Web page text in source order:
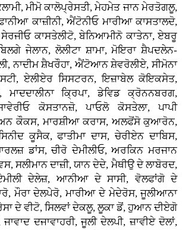
ਮੀਮੋ ਕਾਲੋਪ੍ਰੇਸਤੀ, ਮੇਹਮੇਤ ਜਾਨ ਮੇਰਤੋਗਲੂ,
ਕਾਜ਼ੀਨੀ, ਐਂਟੋਨੀਓ ਮਾਰੀਆ ਕਾਸਤਾਲਦੋ,
ਸੇਰਜੀਓ ਕਾਸਤੇਲੀਟੋ, ਬੇਨਿਆਮੀਨੋ ਕਾਤੇਨਾ, ਏਬਰੂ
ਜੇਲਾਨ, ਲੋਲੀਟਾ ਸ਼ਾਮਾ, ਮੋਇਰਾ ਸ਼ੈਪਦਲੇਨ-
ਨਾਦੀਮ ਸ਼ੈਖਰੌਹਾ, ਐਂਟੋਆਨ ਸ਼ੇਵਰੋਲੀਏ, ਸੀਮੋਨਾ
ਏਲੀਏਰ ਸਿਸਟਰਨ, ਇਜ਼ਾਬੇਲ ਕੋਇਕਸੇਤ,
ਮਾਦਦਾਲੀਨਾ ਕ੍ਰਿਪਾ, ਡੇਵਿਡ ਕ੍ਰੋਨਨਬਰਗ,
ਕੋਸਤਾਨਜ਼ੋ, ਪਾਓਲੋ ਕੋਸਤੇਲਾ, ਪਾਪੀ
ਕੌਕਸ, ਮਾਰਸ਼ੀਆ ਕਰਾਸ, ਅਲਫੋਂਸੋ ਕੁਆਰੋਨ,
ਕੂਸੈਕ, ਫਾਤੀਮਾ ਦਾਸ, ਚੇਰੀਏਨ ਦਾਬਿਸ,
ਡਾਂਸ, ਚੀਰੋ ਦੇਮੀਲੀਓ, ਅਰਕਿਨ ਮਰਜਾਨ
ਸਲੀਮਾਨ ਦਾਜ਼ੀ, ਯਾਨ ਦੇਦੇ, ਮੈਥੀਉ ਦੇ ਲਾਬੋਰਦ,
ਦੇਲੇਜ਼, ਆਨੀਆ ਦੇ ਸਾਸੀ, ਵੋਲਫਾਂਗੋ ਦੇ
ਮੌਰਾ ਦੇਲਪੇਰੋ, ਮਾਰੀਆ ਦੇ ਮੇਦੇਰੋਸ, ਜੂਲੀਆਨਾ
ਦੇ ਵੀਟੋ, ਸਿਲਵਾਂ ਦੇਕਲੂ, ਲੂਕਾ ਡੋਂ, ਹੁਆਨ ਦੀਏਗੋ
ਦਜਾਵਾਹਰੀ, ਜੂਲੀ ਦੇਲਪੀ, ਜ਼ਾਵੀਏ ਦੋਲਾਂ,